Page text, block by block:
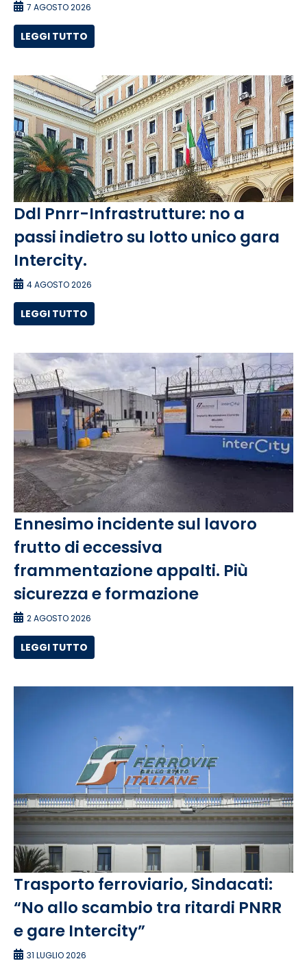
7 AGOSTO 2026
LEGGI TUTTO
Ddl Pnrr-Infrastrutture: no a
passi indietro su lotto unico gara
Intercity.
4 AGOSTO 2026
LEGGI TUTTO
Ennesimo incidente sul lavoro
frutto di eccessiva
frammentazione appalti. Più
sicurezza e formazione
2 AGOSTO 2026
LEGGI TUTTO
Trasporto ferroviario, Sindacati:
“No allo scambio tra ritardi PNRR
e gare Intercity”
31 LUGLIO 2026